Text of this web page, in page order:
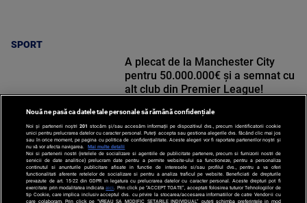
SPORT
SPORT
A plecat de la Manchester City
pentru 50.000.000€ și a semnat cu
alt club din Premier League!
Nouă ne pasă ca datele tale personale să rămână confidențiale
Noi și partenerii noștri 201 stocăm și/sau accesăm informații pe dispozitivul dvs., precum identificatorii cookie
unici pentru prelucrarea datelor cu caracter personal. Puteți accepta sau gestiona alegerile dvs. făcând clic mai jos
sau în orice moment, pe pagina cu politica de confidențialitate. Aceste alegeri vor fi raportate partenerilor noștri și
nu vă vor afecta navigarea.
Mai multe detalii
Noi si partenerii nostri (retelele de socializare si agentiile de publicitate partenere, precum si furnizorii nostri de
servicii de date analitice) prelucram date pentru a permite website-ului sa functioneze, pentru a personaliza
continutul si anunturile publicitare afisate in functie de interesele si/sau profilul dvs., pentru a va oferi
functionalitati aferente retelelor de socializare si pentru a analiza traficul pe website. Beneficiati de drepturile
prevazute de art. 15-22 din GDPR in legatura cu prelucrarea datelor cu caracter personal. Aceste drepturi pot fi
exercitate prin modalitatea indicataaici . Prin click pe “ACCEPT TOATE”, acceptati folosirea tuturor Tehnologiilor de
tip Cookie, care implica inclusiv acceptul dvs. cu privire la stocarea/accesarea informatiilor de catre Vendor-ii cu
care colaboram. Prin click pe “VREAU SA MODIFIC SETARILE INDIVIDUAL” puteti schimba preferintele in mod